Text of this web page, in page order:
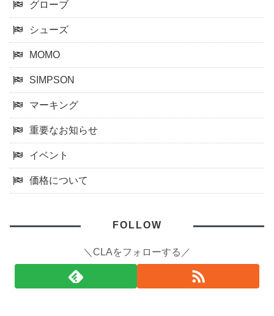
グローブ
シューズ
MOMO
SIMPSON
マーキング
重要なお知らせ
イベント
価格について
FOLLOW
＼CLAをフォローする／